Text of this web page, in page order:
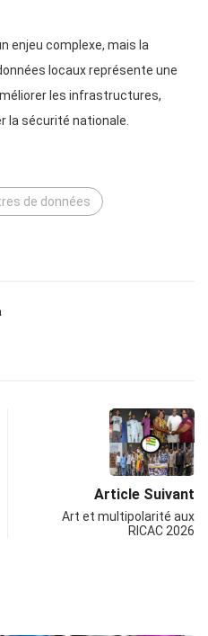
enjeu complexe, mais la
locaux représente une
les infrastructures,
la sécurité nationale.
de données
Article Suivant
Art et multipolarité aux
RICAC 2026